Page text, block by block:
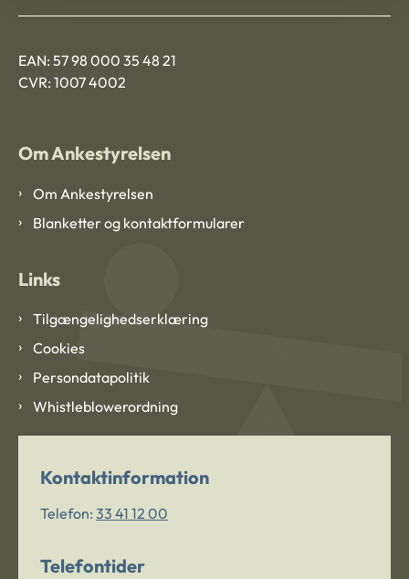
EAN: 57 98 000 35 48 21
CVR: 1007 4002
Om Ankestyrelsen
Om Ankestyrelsen
Blanketter og kontaktformularer
Links
Tilgængelighedserklæring
Cookies
Persondatapolitik
Whistleblowerordning
Kontaktinformation
Telefon: 33 41 12 00
Telefontider